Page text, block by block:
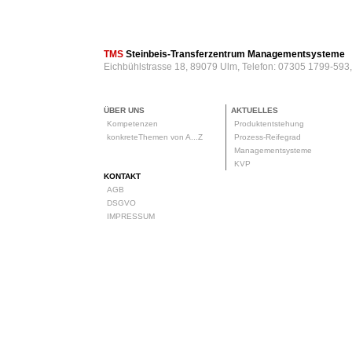
TMS Steinbeis-Transferzentrum Managementsysteme
Eichbühlstrasse 18, 89079 Ulm, Telefon: 07305 1799-
ÜBER UNS
Kompetenzen
konkreteThemen von A...Z
AKTUELLES
Produktentstehung
Prozess-Reifegrad
Managementsysteme
KVP
KONTAKT
AGB
DSGVO
IMPRESSUM